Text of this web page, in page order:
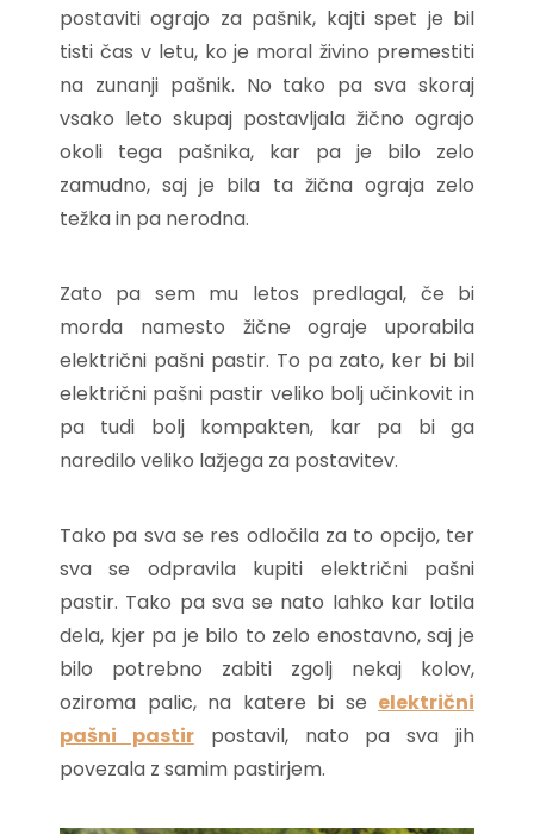
postaviti ograjo za pašnik, kajti spet je bil
tisti čas v letu, ko je moral živino premestiti
na zunanji pašnik. No tako pa sva skoraj
vsako leto skupaj postavljala žično ograjo
okoli tega pašnika, kar pa je bilo zelo
zamudno, saj je bila ta žična ograja zelo
težka in pa nerodna.
Zato pa sem mu letos predlagal, če bi
morda namesto žične ograje uporabila
električni pašni pastir. To pa zato, ker bi bil
električni pašni pastir veliko bolj učinkovit in
pa tudi bolj kompakten, kar pa bi ga
naredilo veliko lažjega za postavitev.
Tako pa sva se res odločila za to opcijo, ter
sva se odpravila kupiti električni pašni
pastir. Tako pa sva se nato lahko kar lotila
dela, kjer pa je bilo to zelo enostavno, saj je
bilo potrebno zabiti zgolj nekaj kolov,
oziroma palic, na katere bi se električni
pašni pastirpostavil, nato pa sva jih
povezala z samim pastirjem.